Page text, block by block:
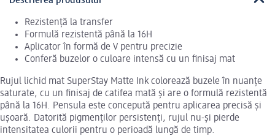
Rezistență la transfer
Formulă rezistentă până la 16H
Aplicator în formă de V pentru precizie
Conferă buzelor o culoare intensă cu un finisaj mat
Rujul lichid mat SuperStay Matte Ink colorează buzele în nuanțe
saturate, cu un finisaj de catifea mată și are o formulă rezistentă
până la 16H. Pensula este concepută pentru aplicarea precisă și
ușoară. Datorită pigmenților persistenți, rujul nu-și pierde
intensitatea culorii pentru o perioadă lungă de timp.